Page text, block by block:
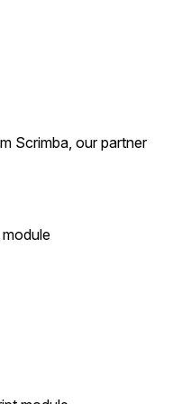
Scrimba, our partner